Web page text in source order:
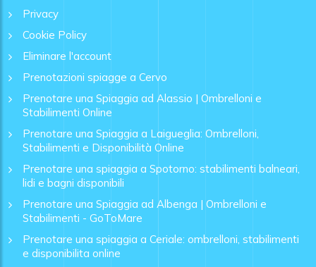
Privacy
Cookie Policy
Eliminare l'account
Prenotazioni spiagge a Cervo
Prenotare una Spiaggia ad Alassio | Ombrelloni e
Stabilimenti Online
Prenotare una Spiaggia a Laigueglia: Ombrelloni,
Stabilimenti e Disponibilità Online
Prenotare una spiaggia a Spotorno: stabilimenti balneari,
lidi e bagni disponibili
Prenotare una Spiaggia ad Albenga | Ombrelloni e
Stabilimenti - GoToMare
Prenotare una spiaggia a Ceriale: ombrelloni, stabilimenti
e disponibilita online